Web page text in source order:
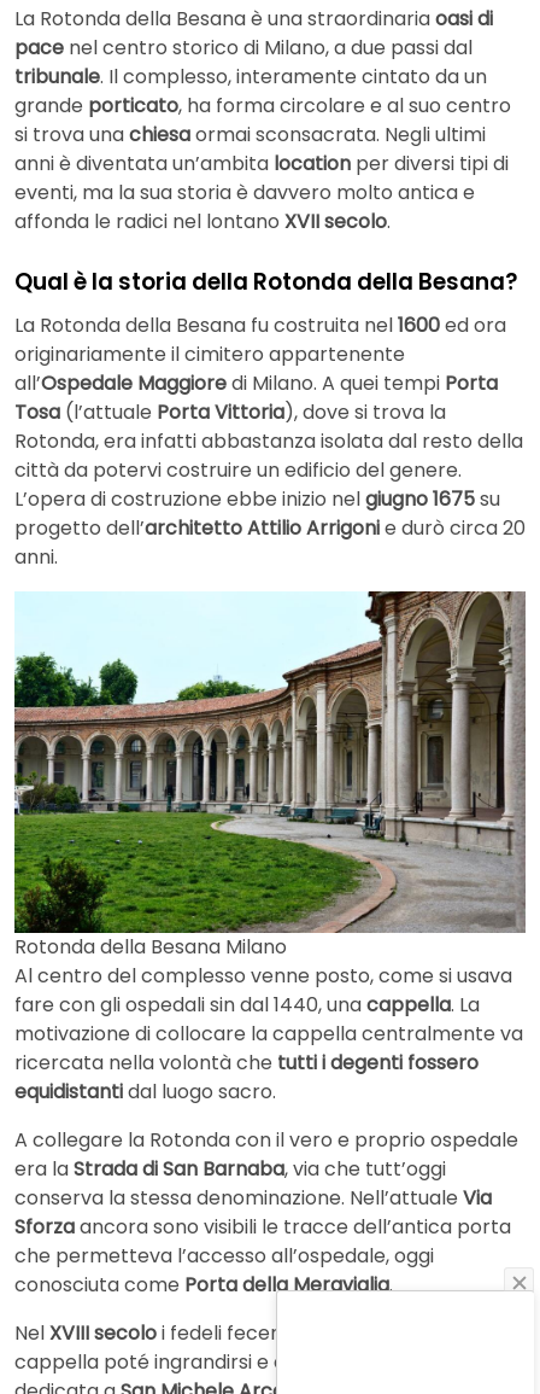
La Rotonda della Besana è una straordinariaoasi di
pace nel centro storico di Milano, a due passi dal
tribunale. Il complesso, interamente cintato da un
grande porticato, ha forma circolare e al suo centro
si trova unachiesaormai sconsacrata. Negli ultimi
anni è diventata un’ambita location per diversi tipi di
eventi, ma la sua storia è davvero molto antica e
affonda le radici nel lontano XVII secolo.
Qual è la storia della Rotonda della Besana?
La Rotonda della Besana fu costruita nel1600ed ora
originariamente il cimitero appartenente
all’Ospedale Maggioredi Milano. A quei tempi Porta
Tosa (l’attuale Porta Vittoria), dove si trova la
Rotonda, era infatti abbastanza isolata dal resto della
città da potervi costruire un edificio del genere.
L’opera di costruzione ebbe inizio nelgiugno 1675su
progetto dell’architetto Attilio Arrigonie durò circa 20
anni.
Rotonda della Besana Milano
Al centro del complesso venne posto, come si usava
fare con gli ospedali sin dal 1440, unacappella. La
motivazione di collocare la cappella centralmente va
ricercata nella volontà che tutti i degenti fossero
equidistantidal luogo sacro.
A collegare la Rotonda con il vero e proprio ospedale
era laStrada di San Barnaba, via che tutt’oggi
conserva la stessa denominazione. Nell’attuale Via
Sforzaancora sono visibili le tracce dell’antica porta
che permetteva l’accesso all’ospedale, oggi
conosciuta come Porta della Meraviglia.
NelXVIII secoloi fedeli fecero delle
cappella poté ingrandirsi e diventare una vera Chiesa,